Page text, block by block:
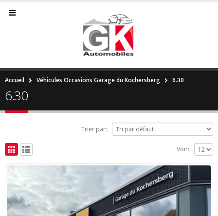
Accueil Véhicules Occasions Garage du Kochersberg 6.30
6.30
Trier par:
Voir: